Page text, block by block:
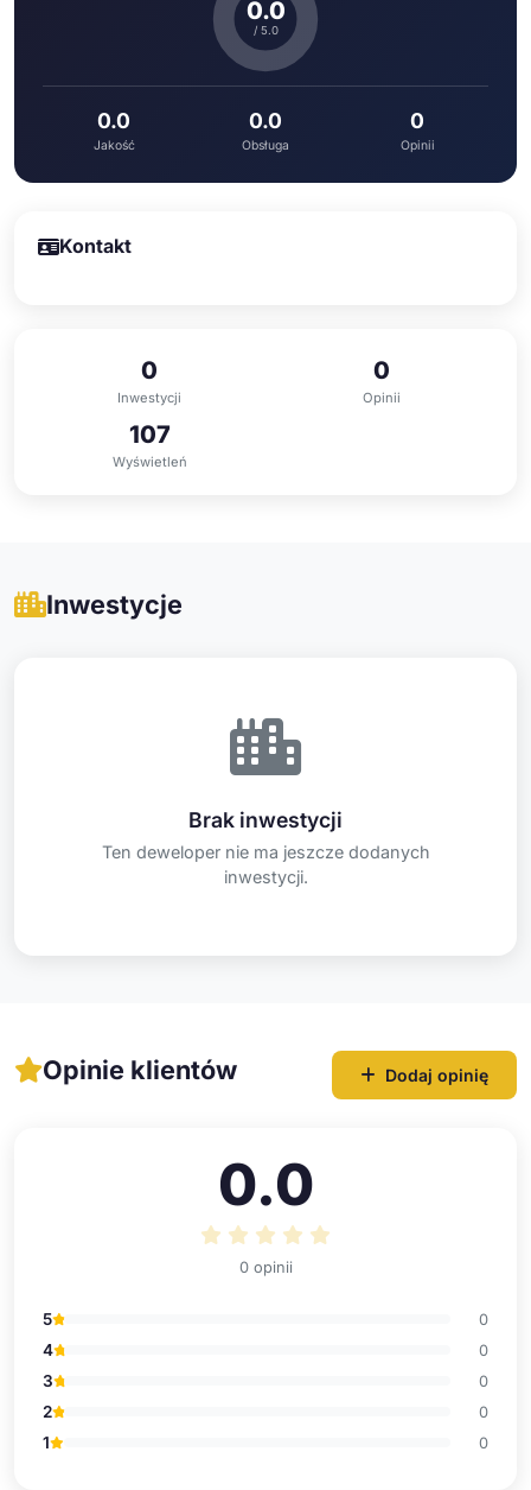
0.0
/ 5.0
0.0
Jakość
0.0
Obsługa
0
Opinii
Kontakt
0
Inwestycji
0
Opinii
107
Wyświetleń
Inwestycje
Brak inwestycji
Ten deweloper nie ma jeszcze dodanych
inwestycji.
Opinie klientów Dodaj opinię
0.0
0 opinii
5 0
4 0
3 0
2 0
1 0